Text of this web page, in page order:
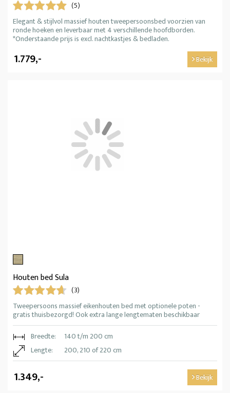
(5)
Elegant & stijlvol massief houten tweepersoonsbed voorzien van
ronde hoeken en leverbaar met 4 verschillende hoofdborden.
*Onderstaande prijs is excl. nachtkastjes & bedladen.
1.779,- Bekijk
Houten bed Sula
(3)
Tweepersoons massief eikenhouten bed met optionele poten -
gratis thuisbezorgd! Ook extra lange lengtematen beschikbaar
Breedte:
140 t/m 200 cm
Lengte:
200, 210 of 220 cm
1.349,- Bekijk